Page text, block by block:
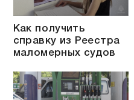
Как получить
справку из Реестра
маломерных судов